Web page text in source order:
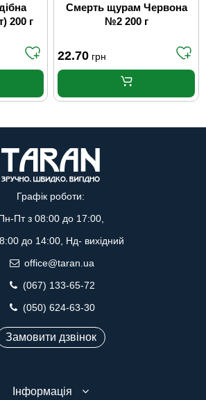
200 г
Смерть щурам Червона
№2 200 г
22.70 грн
Графік роботи:
Пт з 08:00 до 17:00,
до 14:00, Нд- вихідний
office@taran.ua
(067) 133-65-72
(050) 624-63-30
Замовити дзвінок
Інформація